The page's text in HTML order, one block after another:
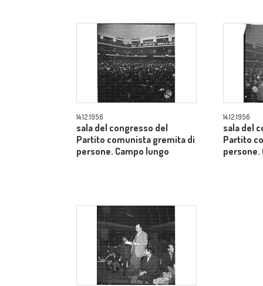
14.12.1956
sala del congresso del
Partito comunista gremita di
persone. Campo lungo
14.12.1956
sala del
Partito
persone.